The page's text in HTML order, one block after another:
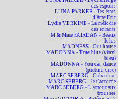
des espoirs
LUNA PARKER - Tes états
d'âme Eric
Lydia VERKINE - La mélodie
des enfants
M & Mme FAIRDAN - Beaux
lolos
MADNESS - Our house
MADONNA - True blue (vinyl
bleu)
MADONNA - You can dance
(picture-disc)
MARC SEBERG - Galver'ran
MARC SEBERG - Je t'accorde
MARC SEBERG - L'amour aux
trousses